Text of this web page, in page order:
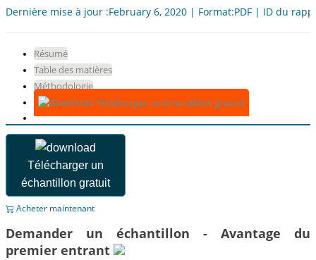
Dernière mise à jour :February 6, 2020 | Format:PDF | ID du
Résumé
Table des matières
Méthodologie
Télécharger un échantillon gratuit
Télécharger un
échantillon gratuit
Acheter maintenant
Demander un échantillon - Avantage du
premier entrant